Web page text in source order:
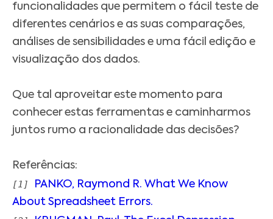
funcionalidades que permitem o fácil teste de
diferentes cenários e as suas comparações,
análises de sensibilidades e uma fácil edição e
visualização dos dados.
Que tal aproveitar este momento para
conhecer estas ferramentas e caminharmos
juntos rumo a racionalidade das decisões?
Referências:
[1]
PANKO, Raymond R. What We Know
About Spreadsheet Errors.